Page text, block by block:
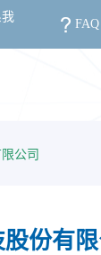
FAQ
公司
股份有